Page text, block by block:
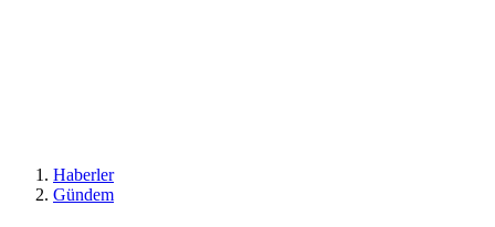
Haberler
Gündem